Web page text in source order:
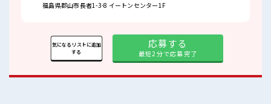
福島県郡山市長者1-3-8 イートンセンター1F
応募する
最短2分で応募完了
気になるリストに追加
する